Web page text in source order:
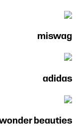
miswag
adidas
beauties